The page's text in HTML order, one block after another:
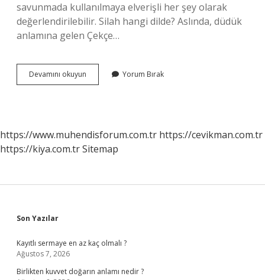
savunmada kullanılmaya elverişli her şey olarak
değerlendirilebilir. Silah hangi dilde? Aslında, düdük
anlamına gelen Çekçe…
Devamını okuyun
Silah
Yorum Bırak
https://www.muhendisforum.com.tr https://cevikman.com.tr
https://kiya.com.trSitemap
Sidebar
Son Yazılar
Kayıtlı sermaye en az kaç olmalı ?
Ağustos 7, 2026
Birlikten kuvvet doğarın anlamı nedir ?